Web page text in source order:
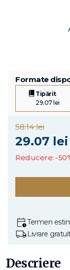
Formate
Tipărit
29.07 lei
58.14 lei
29.07 lei
Reducere: -
Termen
Livrare
Descriere